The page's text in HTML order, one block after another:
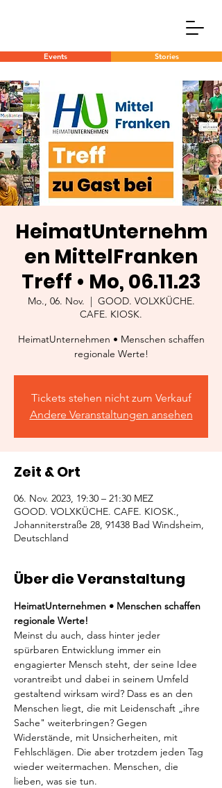
Events Stories
HeimatUnternehm
en MittelFranken
Treff • Mo, 06.11.23
Mo., 06. Nov.
  |
GOOD. VOLXKÜCHE.
CAFE. KIOSK.
HeimatUnternehmen • Menschen schaffen
regionale Werte!
Tickets stehen nicht zum Verkauf
Andere Veranstaltungen ansehen
Zeit & Ort
06. Nov. 2023, 19:30 – 21:30 MEZ
GOOD. VOLXKÜCHE. CAFE. KIOSK.,
Johanniterstraße 28, 91438 Bad Windsheim,
Deutschland
Über die Veranstaltung
HeimatUnternehmen • Menschen schaffen
regionale Werte!
Meinst du auch, dass hinter jeder
spürbaren Entwicklung immer ein
engagierter Mensch steht, der seine Idee
vorantreibt und dabei in seinem Umfeld
gestaltend wirksam wird? Dass es an den
Menschen liegt, die mit Leidenschaft „ihre
Sache" weiterbringen? Gegen
Widerstände, mit Unsicherheiten, mit
Fehlschlägen. Die aber trotzdem jeden Tag
wieder weitermachen. Menschen, die
lieben, was sie tun.